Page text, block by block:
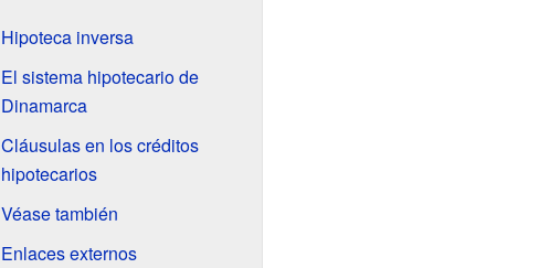
Hipoteca inversa
El sistema hipotecario de
Dinamarca
Cláusulas en los créditos
hipotecarios
Véase también
Enlaces externos